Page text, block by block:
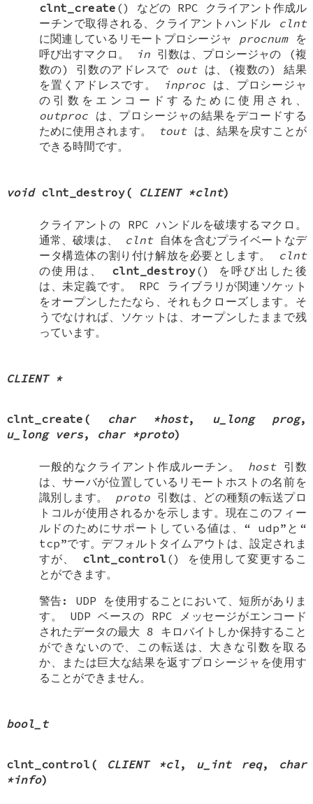
clnt_create () などの RPC クライアント作成ル
ーチンで取得される、クライアントハンドル
clnt
に関連しているリモートプロシージャ procnumを
呼び出すマクロ。
in 引数は、プロシージャの (複
数の) 引数のアドレスで outは、(複数の) 結果
を置くアドレスです。
inproc は、プロシージャ
の引数をエンコードするために使用され、
outprocは、プロシージャの結果をデコードする
ために使用されます。
toutは、結果を戻すことが
できる時間です。
void clnt_destroy( CLIENT *clnt)
クライアントの RPC ハンドルを破壊するマクロ。
通常、破壊は、 clnt自体を含むプライベートなデ
ータ構造体の割り付け解放を必要とします。
clnt
の使用は、 clnt_destroy() を呼び出した後
は、未定義です。 RPC ライブラリが関連ソケット
をオープンしたたなら、それもクローズします。そ
うでなければ、ソケットは、オープンしたままで残
っています。
CLIENT *
clnt_create ( char *host, u_long prog,
u_long vers, char *proto)
一般的なクライアント作成ルーチン。 host引数
は、サーバが位置しているリモートホストの名前を
識別します。 proto 引数は、どの種類の転送プロ
トコルが使用されるかを示します。現在このフィー
ルドのためにサポートしている値は、“udp”と“
tcp”です。デフォルトタイムアウトは、設定されま
すが、 clnt_control () を使用して変更するこ
とができます。
警告: UDP を使用することにおいて、短所がありま
す。 UDP ベースの RPC メッセージがエンコード
されたデータの最大 8 キロバイトしか保持すること
ができないので、この転送は、大きな引数を取る
か、または巨大な結果を返すプロシージャを使用す
ることができません。
bool_t
clnt_control ( CLIENT *cl, u_int req,
char
*info)